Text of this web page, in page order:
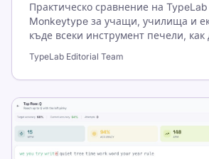
Практическо сравнение на
Monkeytype за учащи, училища и
къде всеки инструмент печели, как
напредък при писане.
TypeLab Editorial Team